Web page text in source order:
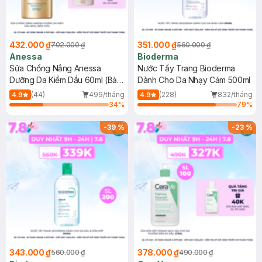
432.000 ₫702.000 ₫
Anessa
Sữa Chống Nắng Anessa
Dưỡng Da Kiềm Dầu 60ml (Bản
Mới)
4.9 (44)
499/tháng
34%
351.000 ₫560.000 ₫
Bioderma
Nước Tẩy Trang Bioderma
Dành Cho Da Nhạy Cảm 500ml
4.9 (228)
832/tháng
79%
-39%
343.000 ₫560.000 ₫
-23%
378.000 ₫490.000 ₫